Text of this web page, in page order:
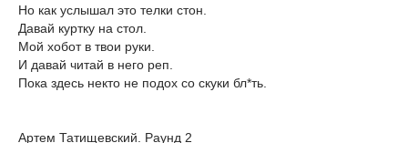
Но как услышал это телки стон.
Давай куртку на стол.
Мой хобот в твои руки.
И давай читай в него реп.
Пока здесь некто не подох со скуки бл*ть.
Артем Татищевский. Раунд 2